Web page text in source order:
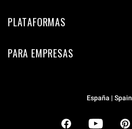
PLATAFORMAS
PARA EMPRESAS
España | Spain